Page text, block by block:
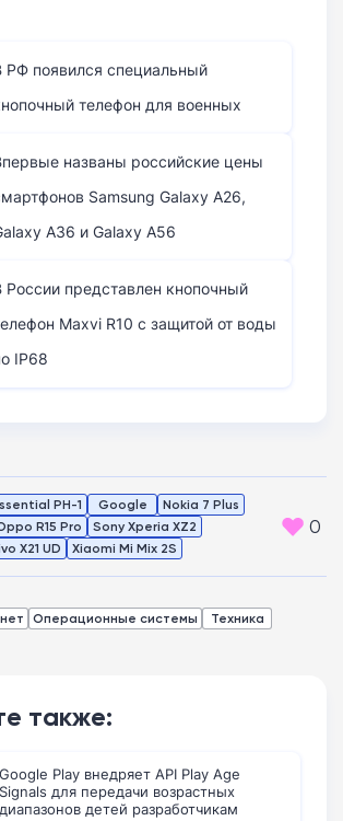
РФ появился специальный
телефон для военных
названы российские цены
Samsung Galaxy A26,
A36 и Galaxy A56
России представлен кнопочный
Maxvi R10 с защитой от воды
IP68
PH-1 Google
Nokia 7 Plus
R15 Pro
Sony Xperia XZ2
X21 UD Xiaomi Mi Mix 2S
0
Операционные системы
Техника
также:
Google Play внедряет API Play Age
Signals для передачи возрастных
диапазонов детей разработчикам